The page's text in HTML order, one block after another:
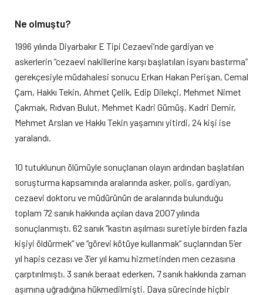
Ne olmuştu?
1996 yılında Diyarbakır E Tipi Cezaevi’nde gardiyan ve
askerlerin “cezaevi nakillerine karşı başlatılan isyanı bastırma”
gerekçesiyle müdahalesi sonucu Erkan Hakan Perişan, Cemal
Çam, Hakkı Tekin, Ahmet Çelik, Edip Dilekçi, Mehmet Nimet
Çakmak, Rıdvan Bulut, Mehmet Kadri Gümüş, Kadri Demir,
Mehmet Arslan ve Hakkı Tekin yaşamını yitirdi, 24 kişi ise
yaralandı.
10 tutuklunun ölümüyle sonuçlanan olayın ardından başlatılan
soruşturma kapsamında aralarında asker, polis, gardiyan,
cezaevi doktoru ve müdürünün de aralarında bulunduğu
toplam 72 sanık hakkında açılan dava 2007 yılında
sonuçlanmıştı. 62 sanık “kastın aşılması suretiyle birden fazla
kişiyi öldürmek” ve “görevi kötüye kullanmak” suçlarından 5’er
yıl hapis cezası ve 3’er yıl kamu hizmetinden men cezasına
çarptırılmıştı. 3 sanık beraat ederken, 7 sanık hakkında zaman
aşımına uğradığına hükmedilmişti. Dava sürecinde hiçbir